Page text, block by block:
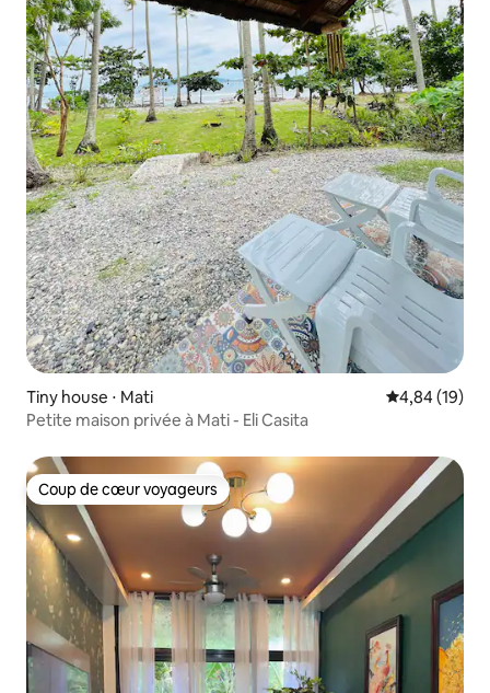
Tiny house ⋅ Mati Évaluation
4,84 (19)
Petite maison privée à Mati - Eli Casita
Coup de cœur voyageurs
Coup de cœur voyageurs